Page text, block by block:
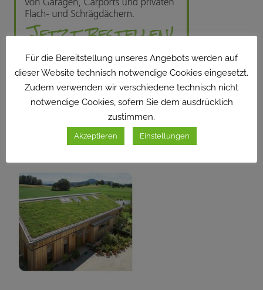
BROSCHÜRE
Für die Bereitstellung unseres Angebots werden auf
dieser Website technisch notwendige Cookies eingesetzt.
Zudem verwenden wir verschiedene technisch nicht
notwendige Cookies, sofern Sie dem ausdrücklich
zustimmen.
Akzeptieren Einstellungen